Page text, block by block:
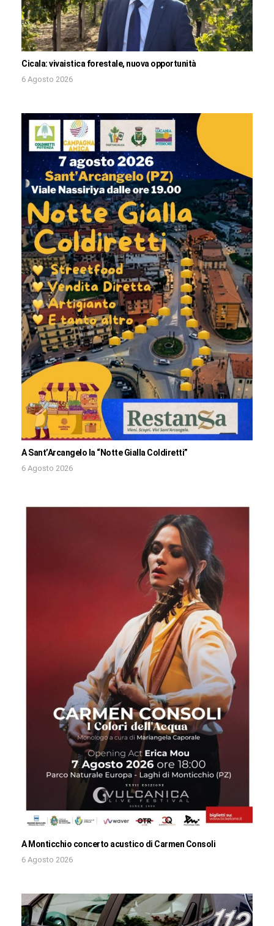
Cicala: vivaistica forestale, nuova opportunità
6 Agosto 2026
A Sant’Arcangelo la “Notte Gialla Coldiretti”
6 Agosto 2026
A Monticchio concerto acustico di Carmen Consoli
6 Agosto 2026